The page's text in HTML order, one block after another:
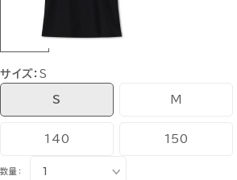
サイズ：S
S M
140 150
数量：